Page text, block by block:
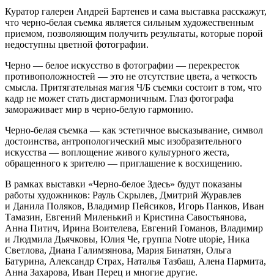
Куратор галереи Андрей Бартенев и сама выставка расскажут,
что черно-белая съемка является сильным художественным
приемом, позволяющим получить результаты, которые порой
недоступны цветной фотографии.
Черно — белое искусство в фотографии — перекресток
противоположностей — это не отсутствие цвета, а четкость
смысла. Притягательная магия Ч/Б съемки состоит в том, что
кадр не может стать дисгармоничным. Глаз фотографа
замораживает мир в черно-белую гармонию.
Черно-белая съемка — как эстетичное высказывание, символ
достоинства, антропологический мыс изобразительного
искусства — воплощение живого культурного жеста,
обращенного к зрителю — приглашение к восхищению.
В рамках выставки «Черно-белое Здесь» будут показаны
работы художников: Рауль Скрылев, Дмитрий Журавлев
и Данила Поляков, Владимир Пейсиков, Игорь Панков, Иван
Тамазин, Евгений Миленький и Кристина Савостьянова,
Анна Питич, Ирина Воителева, Евгений Гоманов, Владимир
и Людмила Дьячковы, Юлия Че, группа Notre utopie, Ника
Светлова, Диана Галимзянова, Мария Бинатян, Ольга
Батурина, Александр Страх, Наталья Тазбаш, Алена Пармита,
Анна Захарова, Иван Перец и многие другие.